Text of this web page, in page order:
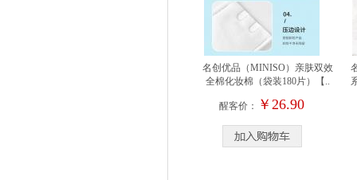
名创优品（MINISO）亲肤双效
全棉化妆棉（袋装180片）【..
醒客价： ￥26.90